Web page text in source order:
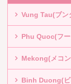
Vung Tau(ブン
Phu Quoc(フ
Mekong(メコ
Binh Duong(ビ